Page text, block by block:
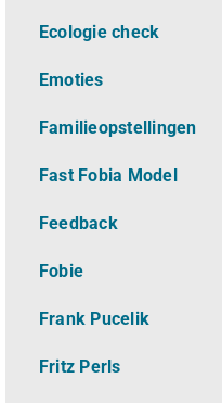
Ecologie check
Emoties
Familieopstellingen
Fast Fobia Model
Feedback
Fobie
Frank Pucelik
Fritz Perls